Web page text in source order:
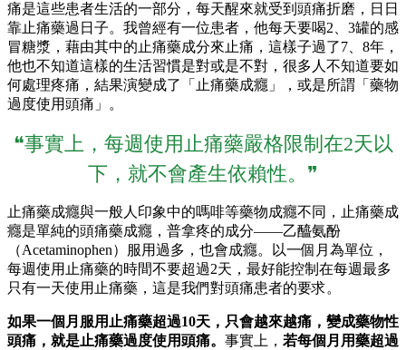
痛是這些患者生活的一部分，每天醒來就受到頭痛折磨，日日
靠止痛藥過日子。我曾經有一位患者，他每天要喝2、3罐的感
冒糖漿，藉由其中的止痛藥成分來止痛，這樣子過了7、8年，
他也不知道這樣的生活習慣是對或是不對，很多人不知道要如
何處理疼痛，結果演變成了「止痛藥成癮」，或是所謂「藥物
過度使用頭痛」。
❝事實上，每週使用止痛藥嚴格限制在2天以
下，就不會產生依賴性。❞
止痛藥成癮與一般人印象中的嗎啡等藥物成癮不同，止痛藥成
癮是單純的頭痛藥成癮，普拿疼的成分——乙醯氨酚
（Acetaminophen）服用過多，也會成癮。以一個月為單位，
每週使用止痛藥的時間不要超過2天，最好能控制在每週最多
只有一天使用止痛藥，這是我們對頭痛患者的要求。
如果一個月服用止痛藥超過10天，只會越來越痛，變成藥物性
頭痛，就是止痛藥過度使用頭痛。 事實上， 若每個月用藥超過